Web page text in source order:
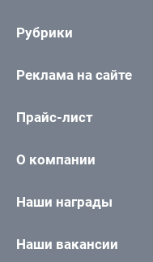
Рубрики
Реклама на сайте
Прайс-лист
О компании
Наши награды
Наши вакансии